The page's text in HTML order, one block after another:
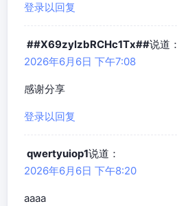
登录以回复
##X69zylzbRCHc1Tx##说道：
2026年6月6日 下午7:08
感谢分享
登录以回复
qwertyuiop1说道：
2026年6月6日 下午8:20
aaaa